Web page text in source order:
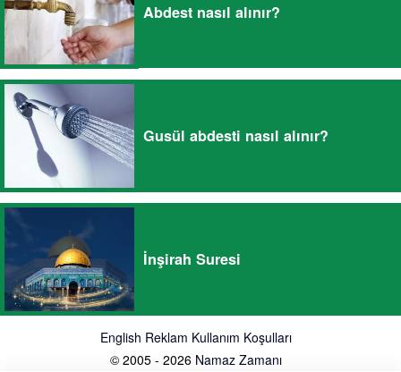
Abdest nasıl alınır?
Gusül abdesti nasıl alınır?
İnşirah Suresi
English Reklam Kullanım Koşulları
© 2005 - 2026 Namaz Zamanı